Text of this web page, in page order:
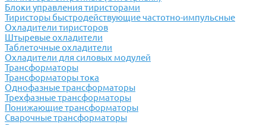
Блоки управления тиристорами
Тиристоры быстродействующие частотно-импульсные
Охладители тиристоров
Штыревые охладители
Таблеточные охладители
Охладители для силовых модулей
Трансформаторы
Трансформаторы тока
Однофазные трансформаторы
Трехфазные трансформаторы
Понижающие трансформаторы
Сварочные трансформаторы